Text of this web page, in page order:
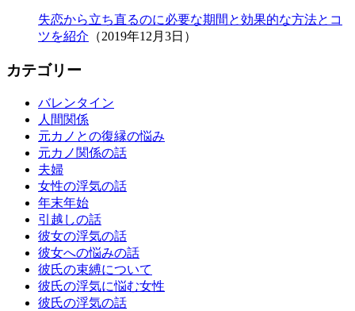
失恋から立ち直るのに必要な期間と効果的な方法とコ
ツを紹介 （2019年12月3日）
カテゴリー
バレンタイン
人間関係
元カノとの復縁の悩み
元カノ関係の話
夫婦
女性の浮気の話
年末年始
引越しの話
彼女の浮気の話
彼女への悩みの話
彼氏の束縛について
彼氏の浮気に悩む女性
彼氏の浮気の話